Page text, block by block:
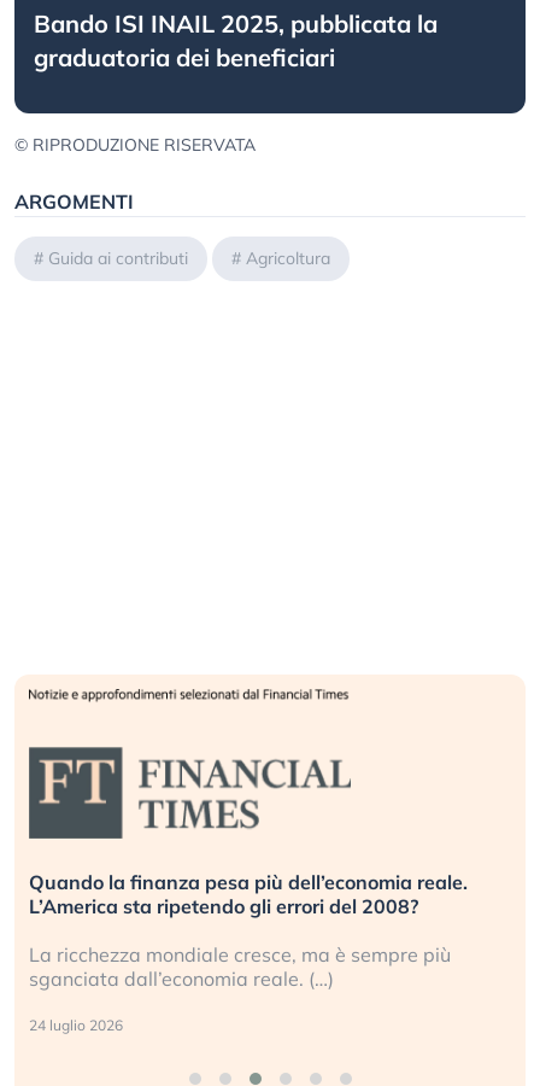
Bando ISI INAIL 2025, pubblicata la
graduatoria dei beneficiari
© RIPRODUZIONE RISERVATA
ARGOMENTI
# Guida ai contributi # Agricoltura
Quando la finanza pesa più dell’economia reale.
L’America sta ripetendo gli errori del 2008?
La ricchezza mondiale cresce, ma è sempre più
sganciata dall’economia reale. (…)
24 luglio 2026